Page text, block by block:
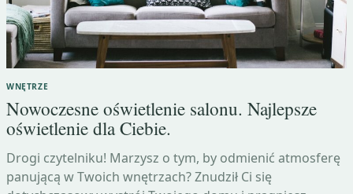
WNĘTRZE
Nowoczesne oświetlenie salonu. Najlepsze
oświetlenie dla Ciebie.
Drogi czytelniku! Marzysz o tym, by odmienić atmosferę
panującą w Twoich wnętrzach? Znudził Ci się